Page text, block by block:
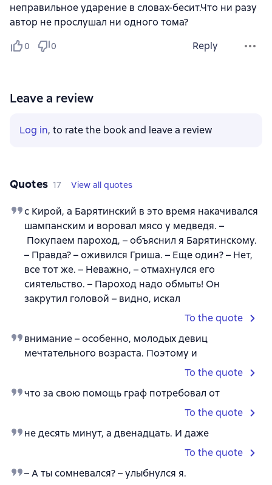
неправильное ударение в словах-бесит.Что ни разу
автор не прослушал ни одного тома?
0 0 Reply
Leave a review
Log in, to rate the book and leave a review
Quotes 17 View all quotes
с Кирой, а Барятинский в это время накачивался
шампанским и воровал мясо у медведя. –
Покупаем пароход, – объяснил я Барятинскому.
– Правда? – оживился Гриша. – Еще один? – Нет,
все тот же. – Неважно, – отмахнулся его
сиятельство. – Пароход надо обмыть! Он
закрутил головой – видно, искал
To the quote
внимание – особенно, молодых девиц
мечтательного возраста. Поэтому и
To the quote
что за свою помощь граф потребовал от
To the quote
не десять минут, а двенадцать. И даже
To the quote
– А ты сомневался? – улыбнулся я.